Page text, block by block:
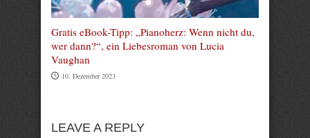
Gratis eBook-Tipp: „Pianoherz: Wenn nicht du,
wer dann?“, ein Liebesroman von Lucia
Vaughan
10. Dezember 2023
LEAVE A REPLY